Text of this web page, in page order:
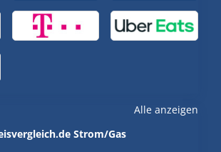
Alle anzeigen
Strom/Gas